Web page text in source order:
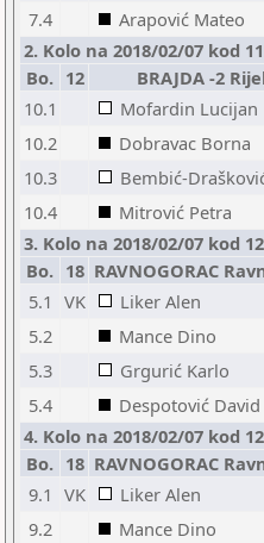
7.4
Arapović Mateo
2. Kolo na 2018/02/07 kod
Bo. 12 BRAJDA -2
10.1
Mofardin Lucijan
10.2
Dobravac Borna
10.3
Bembić-
10.4
Mitrović Petra
3. Kolo na 2018/02/07 kod
Bo. 18 RAVNOGORAC
5.1 VK Liker Alen
5.2
Mance Dino
5.3
Grgurić Karlo
5.4
Despotović David
4. Kolo na 2018/02/07 kod
Bo. 18 RAVNOGORAC
9.1 VK Liker Alen
9.2
Mance Dino